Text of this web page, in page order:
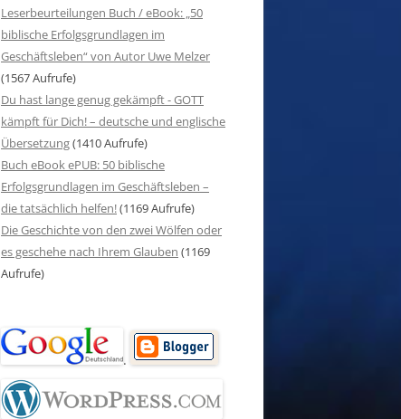
Leserbeurteilungen Buch / eBook: „50
biblische Erfolgsgrundlagen im
Geschäftsleben“ von Autor Uwe Melzer
(1567 Aufrufe)
Du hast lange genug gekämpft - GOTT
kämpft für Dich! – deutsche und englische
Übersetzung(1410 Aufrufe)
Buch eBook ePUB: 50 biblische
Erfolgsgrundlagen im Geschäftsleben –
die tatsächlich helfen!(1169 Aufrufe)
Die Geschichte von den zwei Wölfen oder
es geschehe nach Ihrem Glauben (1169
Aufrufe)
.